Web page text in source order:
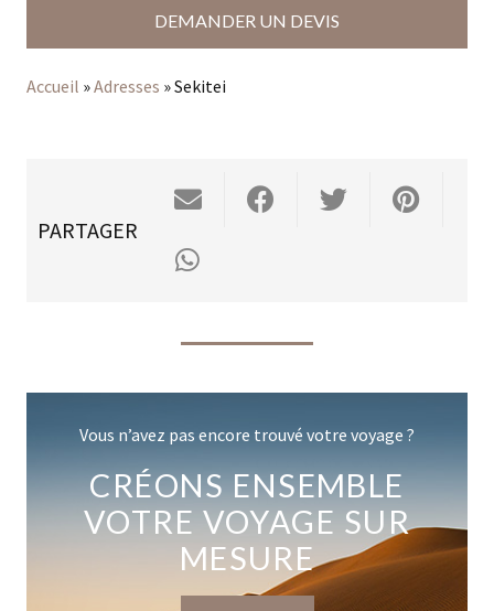
DEMANDER UN DEVIS
Accueil »Adresses »Sekitei
PARTAGER
Vous n’avez pas encore trouvé votre voyage ?
CRÉONS ENSEMBLE
VOTRE VOYAGE SUR
MESURE